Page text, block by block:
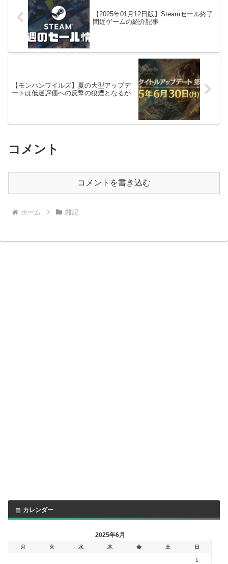
【2025年01月12日版】Steamセール終了
間近ゲームの紹介記事
【モンハンワイルズ】夏の大型アップデ
ートは低迷評価への反撃の狼煙となるか
コメント
コメントを書き込む
ホーム 雑記
カレンダー
2025年6月
月 火 水 木 金 土 日
1